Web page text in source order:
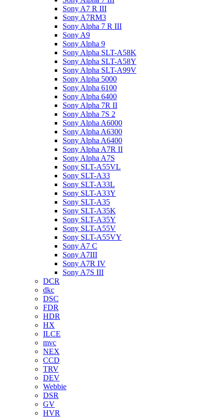
Sony A7 R III
Sony A7RM3
Sony Alpha 7 R III
Sony A9
Sony Alpha 9
Sony Alpha SLT-A58K
Sony Alpha SLT-A58Y
Sony Alpha SLT-A99V
Sony Alpha 5000
Sony Alpha 6100
Sony Alpha 6400
Sony Alpha 7R II
Sony Alpha 7S 2
Sony Alpha A6000
Sony Alpha A6300
Sony Alpha A6400
Sony Alpha A7R II
Sony Alpha A7S
Sony SLT-A55VL
Sony SLT-A33
Sony SLT-A33L
Sony SLT-A33Y
Sony SLT-A35
Sony SLT-A35K
Sony SLT-A35Y
Sony SLT-A55V
Sony SLT-A55VY
Sony A7 C
Sony A7III
Sony A7R IV
Sony A7S III
DCR
dkc
DSC
FDR
HDR
HX
ILCE
mvc
NEX
CCD
TRV
DEV
Webbie
DSR
GV
HVR